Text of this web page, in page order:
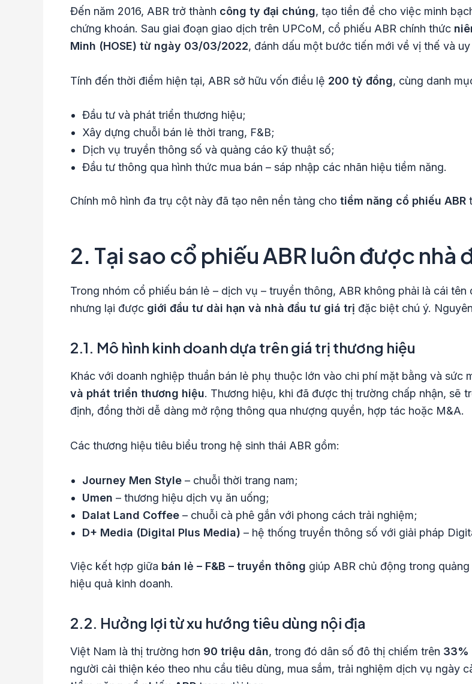
Đến năm 2016, ABR trở thành công ty đại chúng, tạo tiền đề cho việc minh
chứng khoán. Sau giai đoạn giao dịch trên UPCoM, cổ phiếu ABR chính thức
Minh (HOSE) từ ngày 03/03/2022, đánh dấu một bước tiến mới về vị thế và
Tính đến thời điểm hiện tại, ABR sở hữu vốn điều lệ 200 tỷ đồng, cùng danh
Đầu tư và phát triển thương hiệu;
Xây dựng chuỗi bán lẻ thời trang, F&B;
Dịch vụ truyền thông số và quảng cáo kỹ thuật số;
Đầu tư thông qua hình thức mua bán – sáp nhập các nhãn hiệu tiềm năng.
Chính mô hình đa trụ cột này đã tạo nên nền tảng cho tiềm năng cổ phiếu ABR
2. Tại sao cổ phiếu ABR luôn được nhà
Trong nhóm cổ phiếu bán lẻ – dịch vụ – truyền thông, ABR không phải là cái
nhưng lại được giới đầu tư dài hạn và nhà đầu tư giá trị đặc biệt chú ý.
2.1. Mô hình kinh doanh dựa trên giá trị thương hiệu
Khác với doanh nghiệp thuần bán lẻ phụ thuộc lớn vào chi phí mặt bằng và sức
và phát triển thương hiệu. Thương hiệu, khi đã được thị trường chấp nhận, sẽ
định, đồng thời dễ dàng mở rộng thông qua nhượng quyền, hợp tác hoặc M&A.
Các thương hiệu tiêu biểu trong hệ sinh thái ABR gồm:
Journey Men Style – chuỗi thời trang nam;
Umen – thương hiệu dịch vụ ăn uống;
Dalat Land Coffee – chuỗi cà phê gắn với phong cách trải nghiệm;
D+ Media (Digital Plus Media) – hệ thống truyền thông số với giải pháp
Việc kết hợp giữa bán lẻ – F&B – truyền thông giúp ABR chủ động trong
hiệu quả kinh doanh.
2.2. Hưởng lợi từ xu hướng tiêu dùng nội địa
Việt Nam là thị trường hơn 90 triệu dân, trong đó dân số đô thị chiếm trên 33%
người cải thiện kéo theo nhu cầu tiêu dùng, mua sắm, trải nghiệm dịch vụ ngày